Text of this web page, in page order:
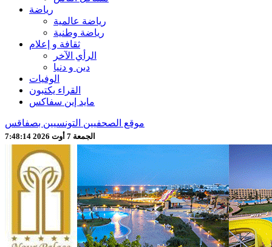
رياضة
رياضة عالمية
رياضة وطنية
ثقافة و إعلام
الرأي الآخر
دين و دنيا
الوفيات
القراء يكتبون
مايد إين سفاكس
موقع الصحفيين التونسيين بصفاقس
الجمعة 7 أوت 2026 7:48:16